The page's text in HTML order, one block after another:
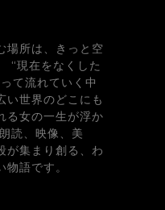
場所は、きっと空
“現在をなくした
て流れていく中
い世界のどこにも
る女の一生が浮か
読、映像、美
が集まり創る、わ
語です。